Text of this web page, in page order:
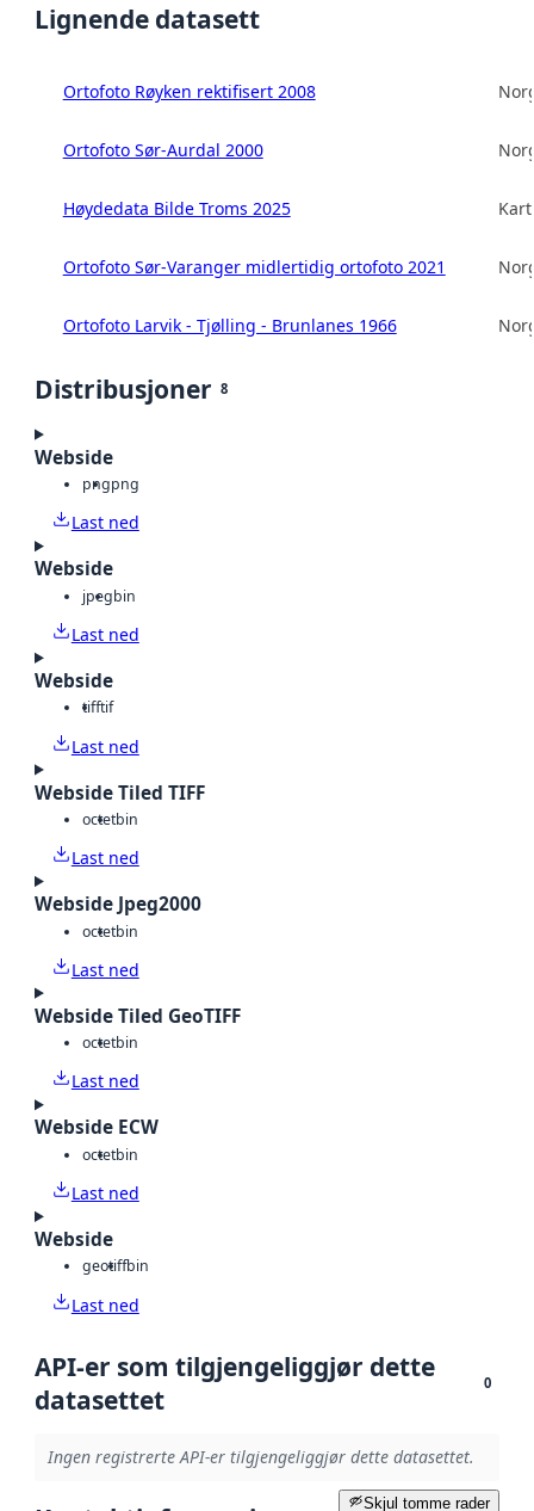
Lignende datasett
Ortofoto Røyken rektifisert 2008
Ortofoto Sør-Aurdal 2000
Høydedata Bilde Troms 2025
Ortofoto Sør-Varanger midlertidig ortofoto 2021
Ortofoto Larvik - Tjølling - Brunlanes 1966
Distribusjoner 8
Webside
pngpng
Last ned
Webside
jpegbin
Last ned
Webside
tifftif
Last ned
Webside Tiled TIFF
octetbin
Last ned
Webside Jpeg2000
octetbin
Last ned
Webside Tiled GeoTIFF
octetbin
Last ned
Webside ECW
octetbin
Last ned
Webside
geotiffbin
Last ned
API-er som tilgjengeliggjør dette
datasettet
0
Ingen registrerte API-er tilgjengeliggjør dette datasettet.
Skjul tomme rader